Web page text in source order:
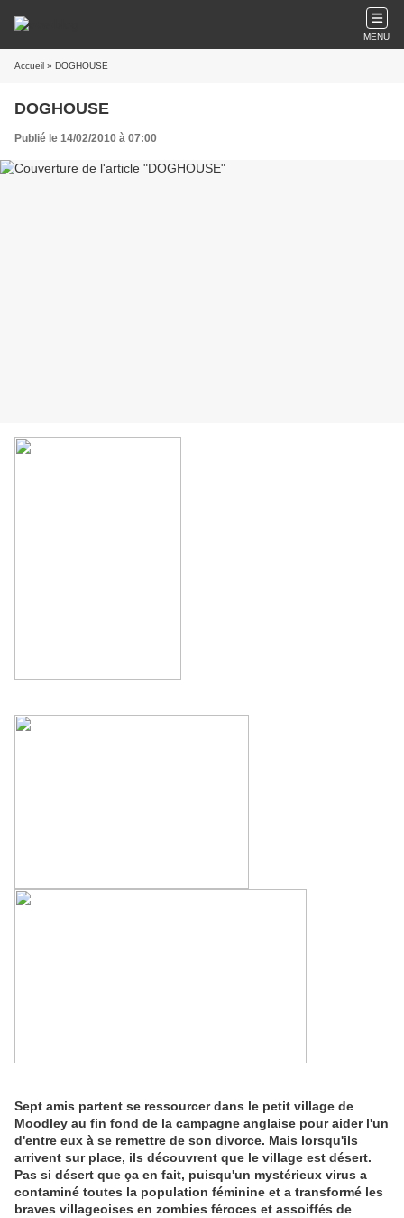
MENU
Accueil » DOGHOUSE
DOGHOUSE
Publié le 14/02/2010 à 07:00
Sept amis partent se ressourcer dans le petit village de
Moodley au fin fond de la campagne anglaise pour aider l'un
d'entre eux à se remettre de son divorce. Mais lorsqu'ils
arrivent sur place, ils découvrent que le village est désert.
Pas si désert que ça en fait, puisqu'un mystérieux virus a
contaminé toutes la population féminine et a transformé les
braves villageoises en zombies féroces et assoiffés de